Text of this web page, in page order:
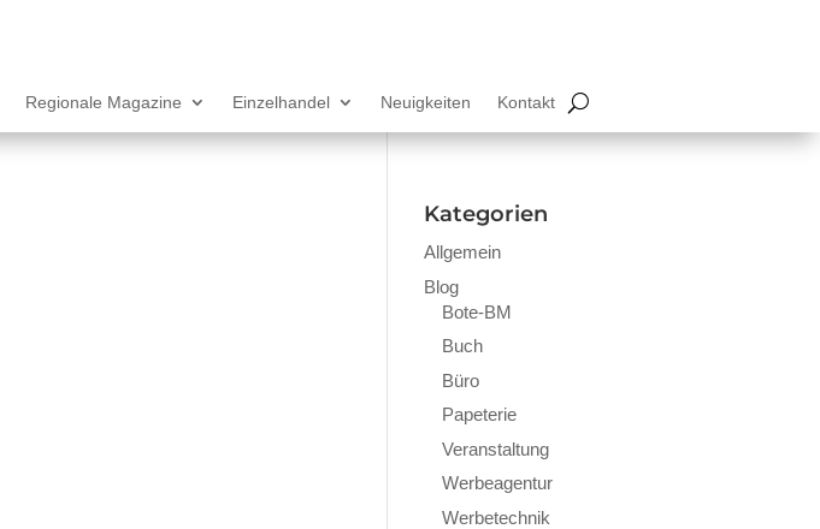
Regionale Magazine Einzelhandel Neuigkeiten Kontakt
Kategorien
Allgemein
Blog
Bote-BM
Buch
Büro
Papeterie
Veranstaltung
Werbeagentur
Werbetechnik